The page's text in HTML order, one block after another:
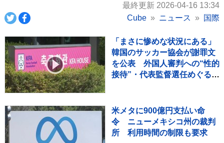
最終更新 2026-04-16 13:34
Cube
ニュース 国際
「まさに惨めな状況にある」
韓国のサッカー協会が謝罪文
を公表 外国人審判への“性的
接待”・代表監督選任めぐる疑
米メタに900億円支払い命
令 ニューメキシコ州の裁判
所 利用時間の制限も要求